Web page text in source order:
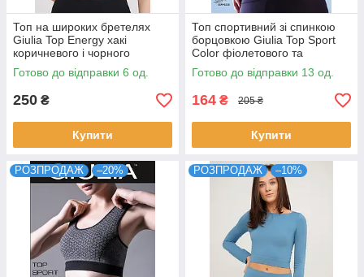
Топ на широких бретелях
Giulia Top Energy хакі
коричневого і чорного
кольорів розміри S/M L/XL
Готово до відправки 6 од.
250 ₴
Купити
Топ спортивний зі спинкою
борцовкою Giulia Top Sport
Color фіолетового та
рубінового кольорів р S/M
Готово до відправки 13 од.
164 ₴ 205 ₴
Купити
РОЗПРОДАЖ –20% РОЗПРОДАЖ –10%